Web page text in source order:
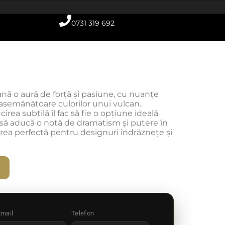
0731 319 692
o aură de forță și pasiune, cu nuanțe
culorilor unui vulcan..
subtilă îl fac să fie o opțiune ideală
aducă o notă de dramatism și putere în
perfectă pentru designuri îndrăznețe și
Telefon